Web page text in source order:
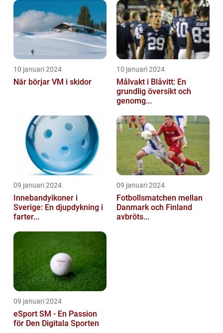
10 januari 2024
När börjar VM i skidor
10 januari 2024
Målvakt i Blåvitt: En
grundlig översikt och
genomg...
09 januari 2024
Innebandyikoner i
Sverige: En djupdykning i
farter...
09 januari 2024
Fotbollsmatchen mellan
Danmark och Finland
avbröts...
09 januari 2024
eSport SM - En Passion
för Den Digitala Sporten